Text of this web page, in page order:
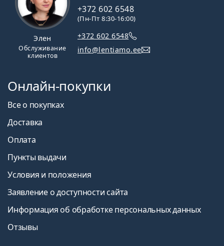
Элен
Обслуживание
клиентов
+372 602 6548
(Пн-Пт 8:30-16:00)
+372 602 6548
info@lentiamo.ee
Онлайн-покупки
Все о покупках
Доставка
Оплата
Пункты выдачи
Условия и положения
Заявление о доступности сайта
Информация об обработке персональных данных
Отзывы